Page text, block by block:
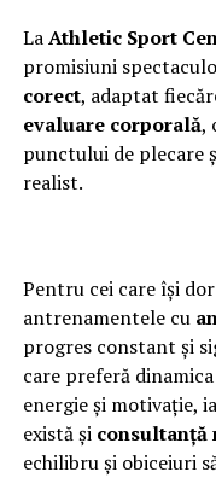
LaAthletic Sport
promisiuni
corect, adaptat
evaluare corporală,
punctului de plecare
realist.
Pentru cei care își
antrenamentele cu
progres constant și
care preferă
energie și motivație,
există și
echilibru și obiceiuri